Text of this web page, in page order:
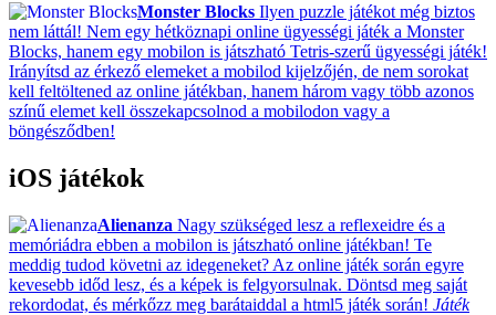
Monster Blocks Ilyen puzzle játékot még biztos
nem láttál! Nem egy hétköznapi online ügyességi játék a Monster
Blocks, hanem egy mobilon is játszható Tetris-szerű ügyességi játék!
Irányítsd az érkező elemeket a mobilod kijelzőjén, de nem sorokat
kell feltöltened az online játékban, hanem három vagy több azonos
színű elemet kell összekapcsolnod a mobilodon vagy a
böngésződben!
iOS játékok
Alienanza Nagy szükséged lesz a reflexeidre és a
memóriádra ebben a mobilon is játszható online játékban! Te
meddig tudod követni az idegeneket? Az online játék során egyre
kevesebb időd lesz, és a képek is felgyorsulnak. Döntsd meg saját
rekordodat, és mérkőzz meg barátaiddal a html5 játék során! Játék